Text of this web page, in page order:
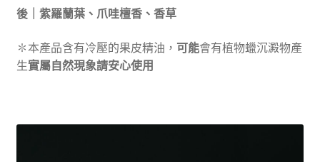
後｜紫羅蘭葉、爪哇檀香、香草
✽本產品含有冷壓的果皮精油， 可能會有植物蠟沉澱物產
生實屬自然現象請安心使用